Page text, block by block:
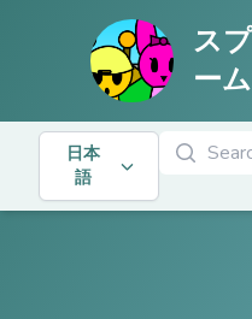
ス
ーム
日本
語
ゲームを